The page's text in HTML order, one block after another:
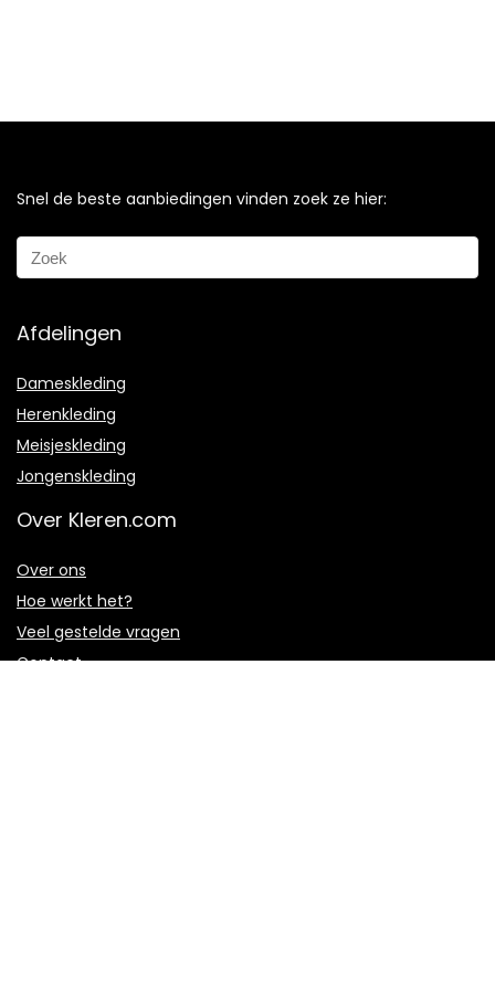
Snel de beste aanbiedingen vinden zoek ze hier:
Afdelingen
Dameskleding
Herenkleding
Meisjeskleding
Jongenskleding
Over Kleren.com
Over ons
Hoe werkt het?
Veel gestelde vragen
Contact